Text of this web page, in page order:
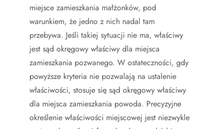
miejsce zamieszkania małżonków, pod
warunkiem, że jedno z nich nadal tam
przebywa. Jeśli takiej sytuacji nie ma, właściwy
jest sąd okręgowy właściwy dla miejsca
zamieszkania pozwanego. W ostateczności, gdy
powyższe kryteria nie pozwalają na ustalenie
właściwości, stosuje się sąd okręgowy właściwy
dla miejsca zamieszkania powoda. Precyzyjne
określenie właściwości miejscowej jest niezwykle